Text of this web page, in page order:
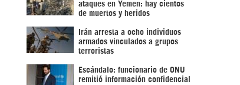
ataques en Yemen: hay cientos
de muertos y heridos
Irán arresta a ocho individuos
armados vinculados a grupos
terroristas
Escándalo: funcionario de ONU
remitió información confidencial